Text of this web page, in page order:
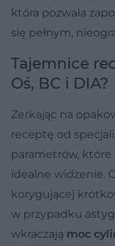
która pozwala
się pełnym,
Tajemnice
Oś, BC i DIA?
Zerkając na
receptę od
parametrów, które
idealne widzenie.
korygującej
w przypadku
wkraczają moc